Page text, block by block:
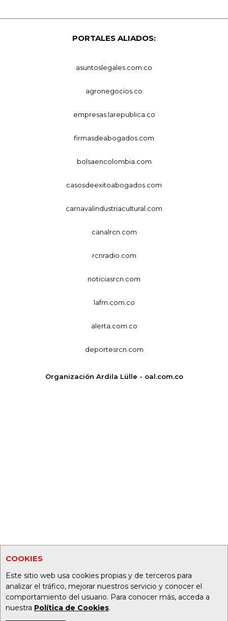
COOKIES
Este sitio web usa cookies propias y de terceros para
analizar el tráfico, mejorar nuestros servicio y conocer el
comportamiento del usuario. Para conocer más, acceda a
nuestra Política de Cookies.
PORTALES ALIADOS:
asuntoslegales.com.co
agronegocios.co
empresas.larepublica.co
firmasdeabogados.com
bolsaencolombia.com
casosdeexitoabogados.com
carnavalindustriacultural.com
canalrcn.com
rcnradio.com
noticiasrcn.com
lafm.com.co
alerta.com.co
deportesrcn.com
Organización Ardila Lülle - oal.com.co